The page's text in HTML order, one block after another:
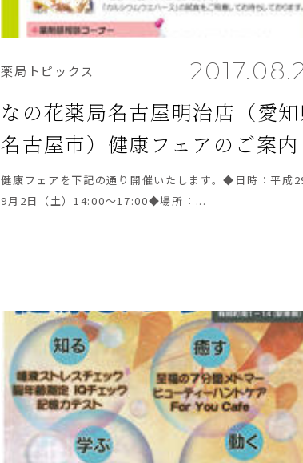
薬局トピックス
なの花薬局名古屋明治店（愛
名古屋市）健康フェアのご案内
健康フェアを下記の通り開催いたします。◆日時：平成
9月2日（土）14:00～17:00◆場所：...